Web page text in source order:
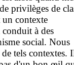
privilèges de
un contexte
conduit à des
social. Nous
tels contextes.